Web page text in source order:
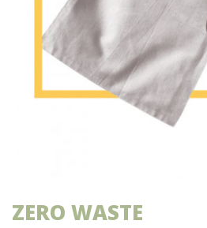
ZERO WASTE